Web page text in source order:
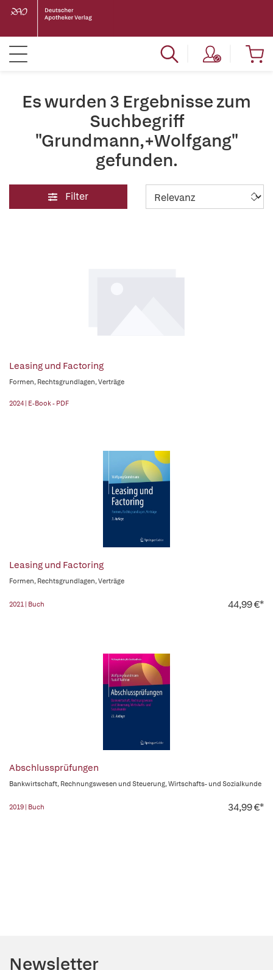
Es wurden 3 Ergebnisse zum
Suchbegriff
"Grundmann,+Wolfgang"
gefunden.
Filter
Leasing und Factoring
Formen, Rechtsgrundlagen, Verträge
2024 | E-Book - PDF
Leasing und Factoring
Formen, Rechtsgrundlagen, Verträge
2021 | Buch 44,99 €*
Abschlussprüfungen
Bankwirtschaft, Rechnungswesen und Steuerung, Wirtschafts- und Sozialkunde
2019 | Buch 34,99 €*
Newsletter